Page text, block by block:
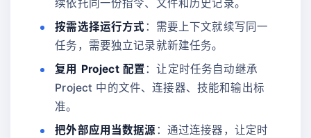
续依托同一份指令、文件和历史记录。
按需选择运行方式 ：需要上下文就续写同一
任务，需要独立记录就新建任务。
复用 Project 配置：让定时任务自动继承
Project 中的文件、连接器、技能和输出标
准。
把外部应用当数据源 ：通过连接器，让定时